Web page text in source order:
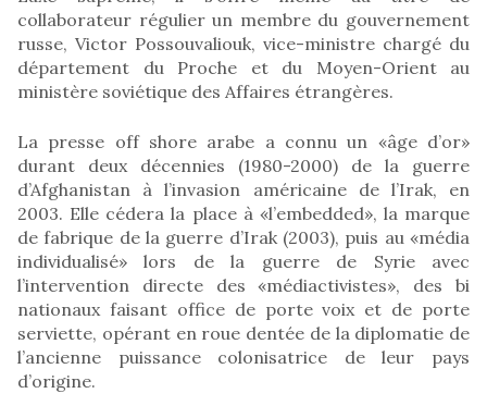
collaborateur régulier un membre du gouvernement
russe, Victor Possouvaliouk, vice-ministre chargé du
département du Proche et du Moyen-Orient au
ministère soviétique des Affaires étrangères.
La presse off shore arabe a connu un «âge d’or»
durant deux décennies (1980-2000) de la guerre
d’Afghanistan à l’invasion américaine de l’Irak, en
2003. Elle cédera la place à «l’embedded», la marque
de fabrique de la guerre d’Irak (2003), puis au «média
individualisé» lors de la guerre de Syrie avec
l’intervention directe des «médiactivistes», des bi
nationaux faisant office de porte voix et de porte
serviette, opérant en roue dentée de la diplomatie de
l’ancienne puissance colonisatrice de leur pays
d’origine.